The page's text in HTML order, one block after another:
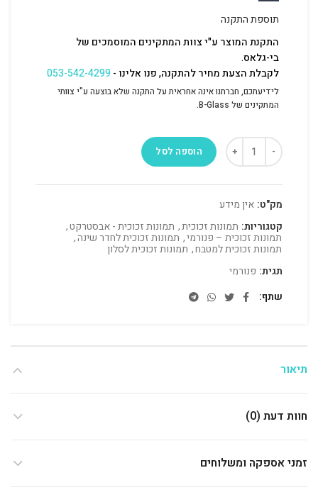
תוספת התקנה
התקנת המוצר ע"י צוות המתקינים המוסמכים של
בי-גלאס.
לקבלת הצעת מחיר להתקנה, פנו אלינו -053-542-4299
לידיעתכם, חברתנו אינה אחראית על התקנה שלא בוצעה ע"י צוותי
המתקינים של B-Glass.
הוספה לסל
מק"ט: אין מידע
קטגוריות: תמונות זכוכית, תמונות זכוכית - אבסטרקט,
תמונות זכוכית – פנורמי, תמונות זכוכית לחדר שינה,
תמונות זכוכית למטבח, תמונות זכוכית לסלון
תגית: פנורמי
שתף
תיאור
חוות דעת (0)
זמני אספקה ומשלוחים